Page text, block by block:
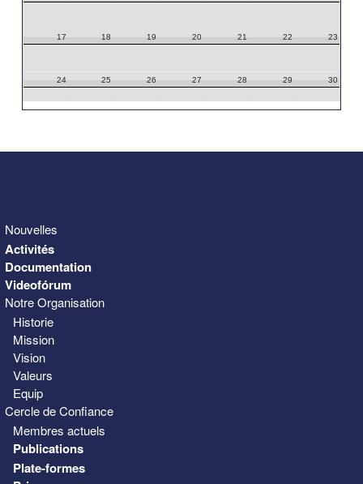
17 18 19 20 21 22 23
24 25 26 27 28 29 30
Nouvelles
Activités
Documentation
Videofórum
Notre Organisation
Historie
Mission
Vision
Valeurs
Equip
Cercle de Confiance
Membres actuels
Publications
Plate-formes